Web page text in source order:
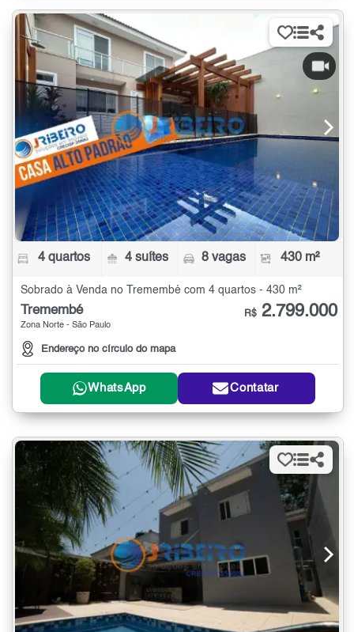
4 quartos 4 suítes 8 vagas 430 m²
Sobrado à Venda no Tremembé com 4 quartos - 430 m²
Tremembé
Zona Norte - São Paulo
Endereço no círculo do mapa
R$ 2.799.000
WhatsApp Contatar